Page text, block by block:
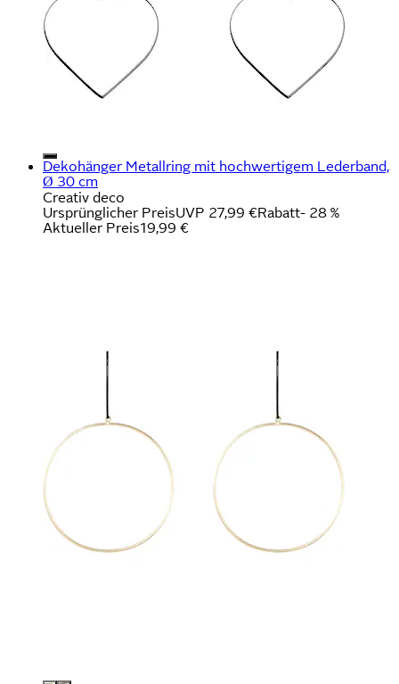
Dekohänger Metallring mit hochwertigem Lederband,
Ø 30 cm
Creativ deco
Ursprünglicher PreisUVP 27,99 €Rabatt- 28 %
Aktueller Preis19,99 €